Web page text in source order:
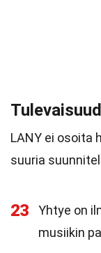
LANY ei osoita
suuria
23
Yhtye on
musiikin